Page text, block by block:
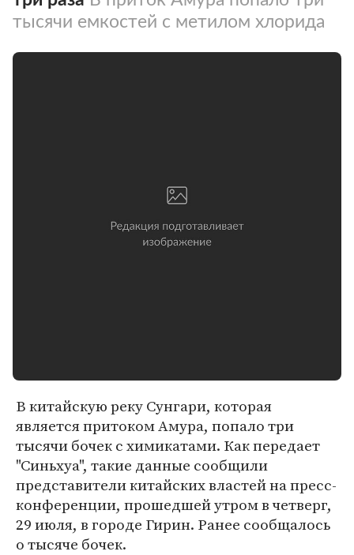
тысячи емкостей с метилом хлорида
В китайскую реку Сунгари, которая
является притоком Амура, попало три
тысячи бочек с химикатами. Как передает
"Синьхуа", такие данные сообщили
представители китайских властей на пресс-
конференции, прошедшей утром в четверг,
29 июля, в городе Гирин. Ранее сообщалось
о тысяче бочек.